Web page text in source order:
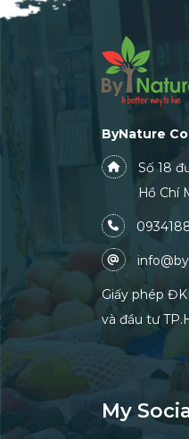
ByNature
Số 18
Hồ Chí
Giấy phép
và đầu tư
My